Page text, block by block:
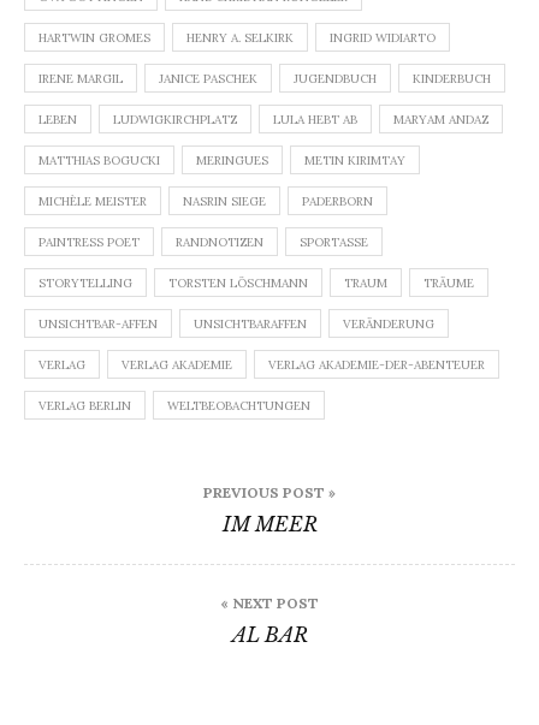
HARTWIN GROMES HENRY A. SELKIRK INGRID WIDIARTO
IRENE MARGIL JANICE PASCHEK JUGENDBUCH KINDERBUCH
LEBEN LUDWIGKIRCHPLATZ LULA HEBT AB MARYAM ANDAZ
MATTHIAS BOGUCKI MERINGUES METIN KIRIMTAY
MICHÈLE MEISTER NASRIN SIEGE PADERBORN
PAINTRESS POET RANDNOTIZEN SPORTASSE
STORYTELLING TORSTEN LÖSCHMANN TRAUM TRÄUME
UNSICHTBAR-AFFEN UNSICHTBARAFFEN VERÄNDERUNG
VERLAG VERLAG AKADEMIE VERLAG AKADEMIE-DER-ABENTEUER
VERLAG BERLIN WELTBEOBACHTUNGEN
PREVIOUS POST »
IM MEER
« NEXT POST
AL BAR